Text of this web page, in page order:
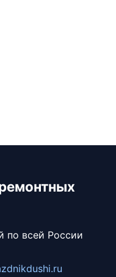
по всей России